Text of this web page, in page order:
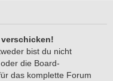
bist du nicht
die Board-
das komplette Forum